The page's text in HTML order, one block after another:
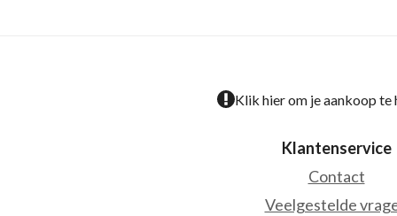
Klik hier om je aankoop te
Klantenservice
Contact
Veelgestelde